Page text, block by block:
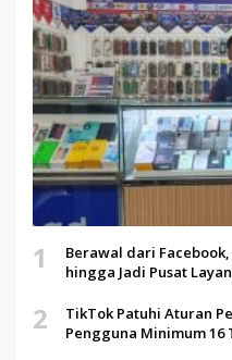
1
Berawal dari
hingga Jadi Pusat
2
TikTok Patuhi Aturan
Pengguna Minimum 16